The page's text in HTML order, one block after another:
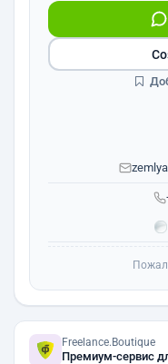
Freelance.Boutique
Премиум-сервис